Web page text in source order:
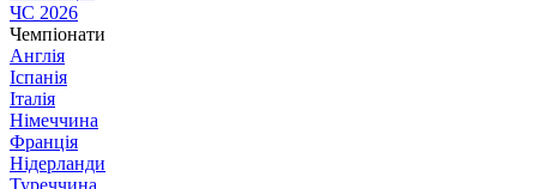
ЧС 2026
Чемпіонати
Англія
Іспанія
Італія
Німеччина
Франція
Нідерланди
Туреччина